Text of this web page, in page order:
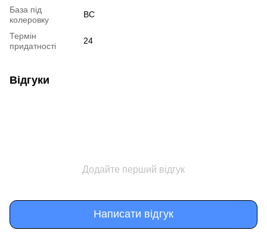
База під
колеровку
BC
Термін
придатності
24
Відгуки
Додайте перший відгук
Написати відгук